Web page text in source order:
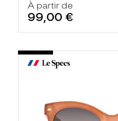
À partir de
99,00 €